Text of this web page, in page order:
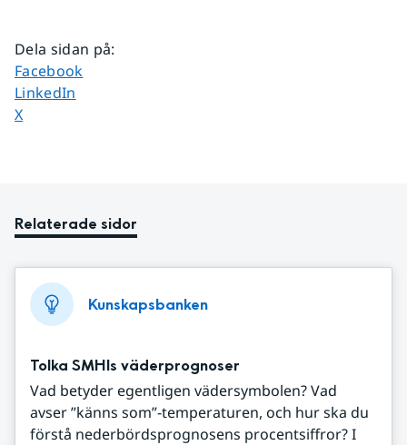
Dela sidan på:
Dela sidan på
Facebook
Dela sidan på
LinkedIn
Dela sidan på
X
Relaterade sidor
Kunskapsbanken
Tolka SMHIs väderprognoser
Vad betyder egentligen vädersymbolen? Vad
avser ”känns som”-temperaturen, och hur ska du
förstå nederbördsprognosens procentsiffror? I